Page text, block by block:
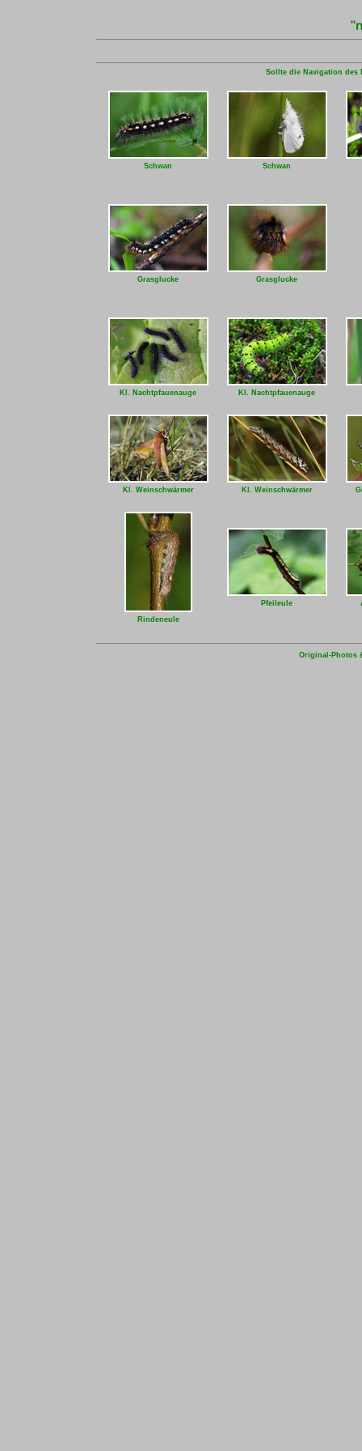
Sollte die Navigation des
Schwan Schwan
Grasglucke Grasglucke
Kl. Nachtpfauenauge Kl. Nachtpfauenauge
Kl. Weinschwärmer Kl. Weinschwärmer
Rindeneule
Pfeileule
Original-Photos